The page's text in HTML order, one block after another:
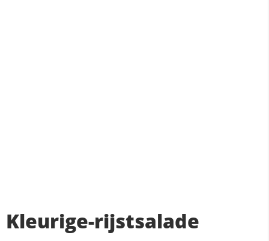
Kleurige-rijstsalade